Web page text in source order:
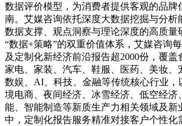
数据评价模型，为消费者提供客观的品牌
南。艾媒咨询依托深度大数据挖掘与分析
数据支撑、观点洞察与理论深度的高质量
“数据+策略”的双重价值体系，艾媒咨询
及定制化新经济前沿报告超2000份，覆盖
家电、家装、汽车、鞋服、医药、美妆、
数娱、AI、科技、金融等传统核心行业，
境电商、夜间经济、冰雪经济、低空经济
能、智能制造等新质生产力相关领域及新
中，定制化报告服务精准对接客户个性化